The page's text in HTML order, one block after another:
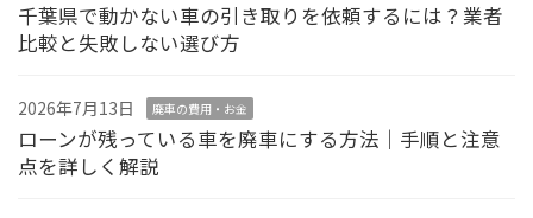
千葉県で動かない車の引き取りを依頼するには？業者
比較と失敗しない選び方
2026年7月13日 廃車の費用・お金
ローンが残っている車を廃車にする方法｜手順と注意
点を詳しく解説